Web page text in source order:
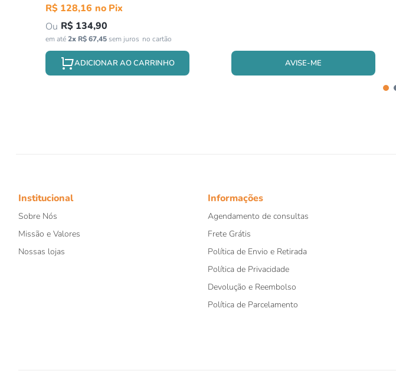
R$ 128,16
R$ 134,90
em até2x R$ 67,45sem juros
ADICIONAR AO CARRINHO AVISE-ME
Institucional
Sobre Nós
Missão e Valores
Nossas lojas
Informações
Agendamento de consultas
Frete Grátis
Política de Envio e Retirada
Política de Privacidade
Devolução e Reembolso
Política de Parcelamento